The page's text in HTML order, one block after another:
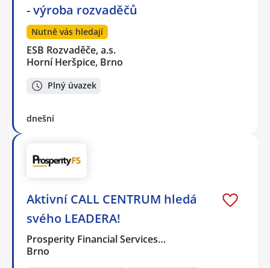
- výroba rozvaděčů
Nutně vás hledají
ESB Rozvaděče, a.s.
Horní Heršpice, Brno
Plný úvazek
dnešní
Aktivní CALL CENTRUM hledá
svého LEADERA!
Prosperity Financial Services…
Brno